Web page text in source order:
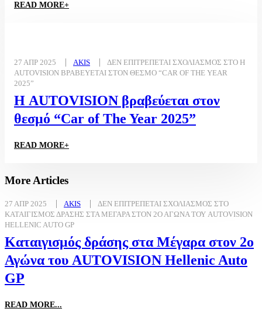
READ MORE+
27 ΑΠΡ 2025 AKIS ΔΕΝ ΕΠΙΤΡΈΠΕΤΑΙ ΣΧΟΛΙΑΣΜΌΣ ΣΤΟ Η
AUTOVISION ΒΡΑΒΕΎΕΤΑΙ ΣΤΟΝ ΘΕΣΜΌ “CAR OF THE YEAR
2025”
Η AUTOVISION βραβεύεται στον
θεσμό “Car of The Year 2025”
READ MORE+
More Articles
27 ΑΠΡ 2025 AKIS ΔΕΝ ΕΠΙΤΡΈΠΕΤΑΙ ΣΧΟΛΙΑΣΜΌΣ ΣΤΟ
ΚΑΤΑΙΓΙΣΜΌΣ ΔΡΆΣΗΣ ΣΤΑ ΜΈΓΑΡΑ ΣΤΟΝ 2Ο ΑΓΏΝΑ ΤΟΥ AUTOVISION
HELLENIC AUTO GP
Καταιγισμός δράσης στα Μέγαρα στον 2ο
Αγώνα του AUTOVISION Hellenic Auto
GP
READ MORE...